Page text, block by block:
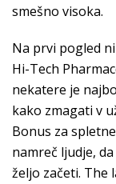
smešno visoka.
Na prvi pogled
Hi-Tech
nekatere je
kako zmagati v
Bonus za
namreč ljudje,
željo začeti. The